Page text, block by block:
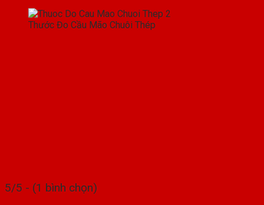
Thước Đo Cầu Mão Chuôi Thép
5/5 - (1 bình chọn)